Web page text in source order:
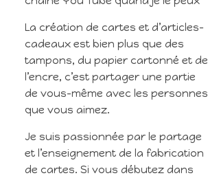
La création de cartes et d’articles-
cadeaux est bien plus que des
tampons, du papier cartonné et de
l’encre, c’est partager une partie
de vous-même avec les personnes
que vous aimez.
Je suis passionnée par le partage
et l’enseignement de la fabrication
de cartes. Si vous débutez dans